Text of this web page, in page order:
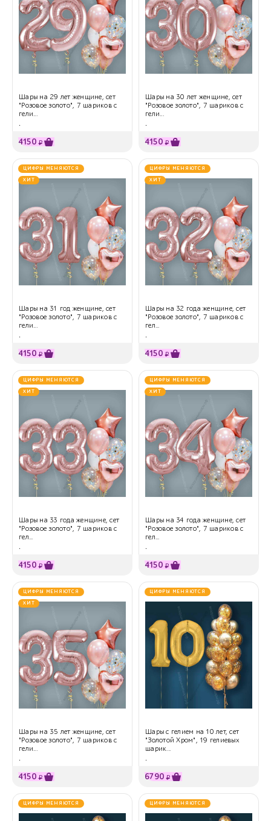
Шары на 29 лет женщине, сет
"Розовое золото", 7 шариков с
гели...
.
4150 ₽
Шары на 30 лет женщине, сет
"Розовое золото", 7 шариков с
гели...
.
4150 ₽
ЦИФРЫ МЕНЯЮТСЯ
ХИТ
Шары на 31 год женщине, сет
"Розовое золото", 7 шариков с
гели...
.
4150 ₽
ЦИФРЫ МЕНЯЮТСЯ
ХИТ
Шары на 32 года женщине, сет
"Розовое золото", 7 шариков с
гел...
.
4150 ₽
ЦИФРЫ МЕНЯЮТСЯ
ХИТ
Шары на 33 года женщине, сет
"Розовое золото", 7 шариков с
гел...
.
4150 ₽
ЦИФРЫ МЕНЯЮТСЯ
ХИТ
Шары на 34 года женщине, сет
"Розовое золото", 7 шариков с
гел...
.
4150 ₽
ЦИФРЫ МЕНЯЮТСЯ
ХИТ
Шары на 35 лет женщине, сет
"Розовое золото", 7 шариков с
гели...
.
4150 ₽
ЦИФРЫ МЕНЯЮТСЯ
Шары с гелием на 10 лет, сет
"Золотой Хром", 19 гелиевых
шарик...
.
6790 ₽
ЦИФРЫ МЕНЯЮТСЯ ЦИФРЫ МЕНЯЮТСЯ